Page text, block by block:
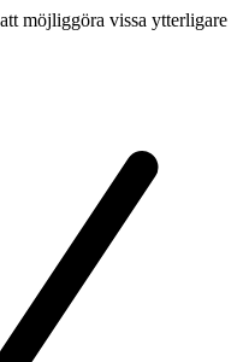
möjliggöra vissa ytterligare